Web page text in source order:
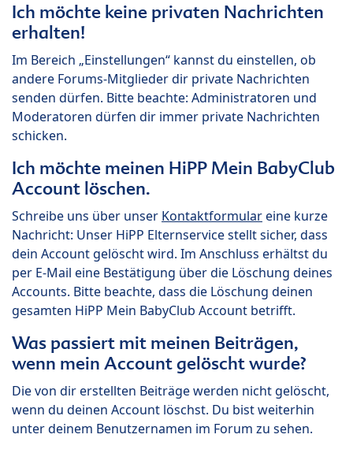
Ich möchte keine privaten Nachrichten
erhalten!
Im Bereich „Einstellungen“ kannst du einstellen, ob
andere Forums-Mitglieder dir private Nachrichten
senden dürfen. Bitte beachte: Administratoren und
Moderatoren dürfen dir immer private Nachrichten
schicken.
Ich möchte meinen HiPP Mein BabyClub
Account löschen.
Schreibe uns über unser Kontaktformulareine kurze
Nachricht: Unser HiPP Elternservice stellt sicher, dass
dein Account gelöscht wird. Im Anschluss erhältst du
per E-Mail eine Bestätigung über die Löschung deines
Accounts. Bitte beachte, dass die Löschung deinen
gesamten HiPP Mein BabyClub Account betrifft.
Was passiert mit meinen Beiträgen,
wenn mein Account gelöscht wurde?
Die von dir erstellten Beiträge werden nicht gelöscht,
wenn du deinen Account löschst. Du bist weiterhin
unter deinem Benutzernamen im Forum zu sehen.